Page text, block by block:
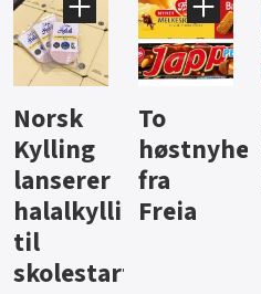
Knalltall
for Açai
Bowl
Aass vil
bli
førstevalg
i lite-